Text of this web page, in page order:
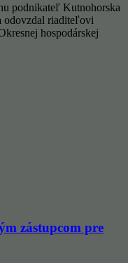
podnikateľ Kutnohorska
odovzdal riaditeľovi
hospodárskej
zástupcom pre